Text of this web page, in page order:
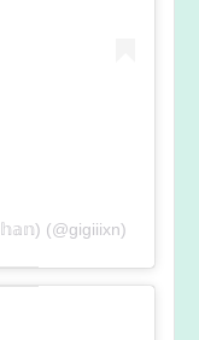
(@gigiiixn)